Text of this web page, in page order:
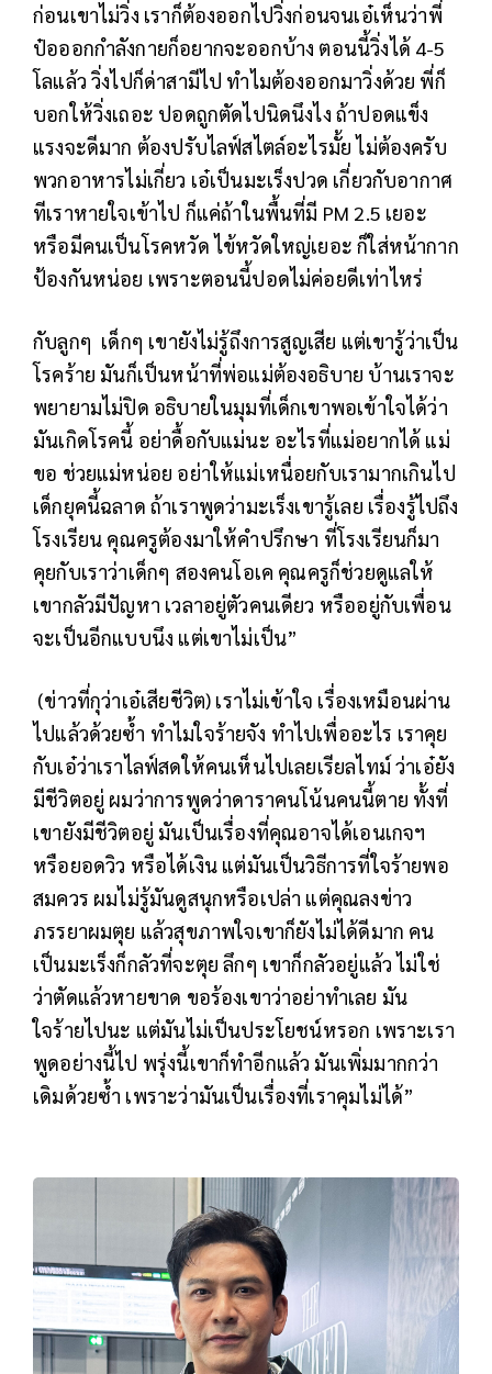
ก่อนเขาไม่วิ่ง เราก็ต้องออกไปวิ่งก่อนจนเอ๋เห็นว่าพี่
ป๋อออกกำลังกายก็อยากจะออกบ้าง ตอนนี้วิ่งได้ 4-5
โลแล้ว วิ่งไปก็ด่าสามีไป ทำไมต้องออกมาวิ่งด้วย พี่ก็
บอกให้วิ่งเถอะ ปอดถูกตัดไปนิดนึงไง ถ้าปอดแข็ง
แรงจะดีมาก ต้องปรับไลฟ์สไตล์อะไรมั้ย ไม่ต้องครับ
พวกอาหารไม่เกี่ยว เอ๋เป็นมะเร็งปวด เกี่ยวกับอากาศ
ทีเราหายใจเข้าไป ก็แค่ถ้าในพื้นที่มี PM 2.5 เยอะ
หรือมีคนเป็นโรคหวัด ไข้หวัดใหญ่เยอะ ก็ใส่หน้ากาก
ป้องกันหน่อย เพราะตอนนี้ปอดไม่ค่อยดีเท่าไหร่
กับลูกๆ เด็กๆ เขายังไม่รู้ถึงการสูญเสีย แต่เขารู้ว่าเป็น
โรคร้าย มันก็เป็นหน้าที่พ่อแม่ต้องอธิบาย บ้านเราจะ
พยายามไม่ปิด อธิบายในมุมที่เด็กเขาพอเข้าใจได้ว่า
มันเกิดโรคนี้ อย่าดื้อกับแม่นะ อะไรที่แม่อยากได้ แม่
ขอ ช่วยแม่หน่อย อย่าให้แม่เหนื่อยกับเรามากเกินไป
เด็กยุคนี้ฉลาด ถ้าเราพูดว่ามะเร็งเขารู้เลย เรื่องรู้ไปถึง
โรงเรียน คุณครูต้องมาให้คำปรึกษา ที่โรงเรียนก็มา
คุยกับเราว่าเด็กๆ สองคนโอเค คุณครูก็ช่วยดูแลให้
เขากลัวมีปัญหา เวลาอยู่ตัวคนเดียว หรืออยู่กับเพื่อน
จะเป็นอีกแบบนึง แต่เขาไม่เป็น”
(ข่าวที่กุว่าเอ๋เสียชีวิต) เราไม่เข้าใจ เรื่องเหมือนผ่าน
ไปแล้วด้วยซ้ำ ทำไมใจร้ายจัง ทำไปเพื่ออะไร เราคุย
กับเอ๋ว่าเราไลฟ์สดให้คนเห็นไปเลยเรียลไทม์ ว่าเอ๋ยัง
มีชีวิตอยู่ ผมว่าการพูดว่าดาราคนโน้นคนนี้ตาย ทั้งที่
เขายังมีชีวิตอยู่ มันเป็นเรื่องที่คุณอาจได้เอนเกจฯ
หรือยอดวิว หรือได้เงิน แต่มันเป็นวิธีการที่ใจร้ายพอ
สมควร ผมไม่รู้มันดูสนุกหรือเปล่า แต่คุณลงข่าว
ภรรยาผมตุย แล้วสุขภาพใจเขาก็ยังไม่ได้ดีมาก คน
เป็นมะเร็งก็กลัวที่จะตุย ลึกๆ เขาก็กลัวอยู่แล้ว ไม่ใช่
ว่าตัดแล้วหายขาด ขอร้องเขาว่าอย่าทำเลย มัน
ใจร้ายไปนะ แต่มันไม่เป็นประโยชน์หรอก เพราะเรา
พูดอย่างนี้ไป พรุ่งนี้เขาก็ทำอีกแล้ว มันเพิ่มมากกว่า
เดิมด้วยซ้ำ เพราะว่ามันเป็นเรื่องที่เราคุมไม่ได้”